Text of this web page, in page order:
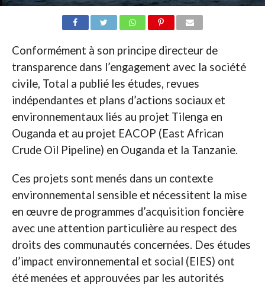
Conformément à son principe directeur de
transparence dans l’engagement avec la société
civile, Total a publié les études, revues
indépendantes et plans d’actions sociaux et
environnementaux liés au projet Tilenga en
Ouganda et au projet EACOP (East African
Crude Oil Pipeline) en Ouganda et la Tanzanie.
Ces projets sont menés dans un contexte
environnemental sensible et nécessitent la mise
en œuvre de programmes d’acquisition foncière
avec une attention particulière au respect des
droits des communautés concernées. Des études
d’impact environnemental et social (EIES) ont
été menées et approuvées par les autorités